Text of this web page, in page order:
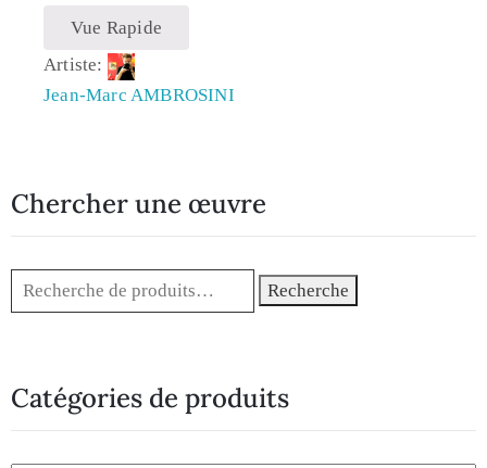
Vue Rapide
Artiste:
Jean-Marc AMBROSINI
Chercher une œuvre
Recherche
Catégories de produits